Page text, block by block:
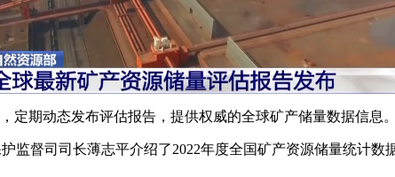
定期动态发布评估报告，提供权威的全球矿产储量数据信息。
监督司司长薄志平介绍了2022年度全国矿产资源储量统计